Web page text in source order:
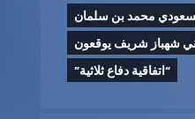
محمد بن سلمان
شهباز شريف يوقعون
“اتفاقية دفاع ثلاثية”